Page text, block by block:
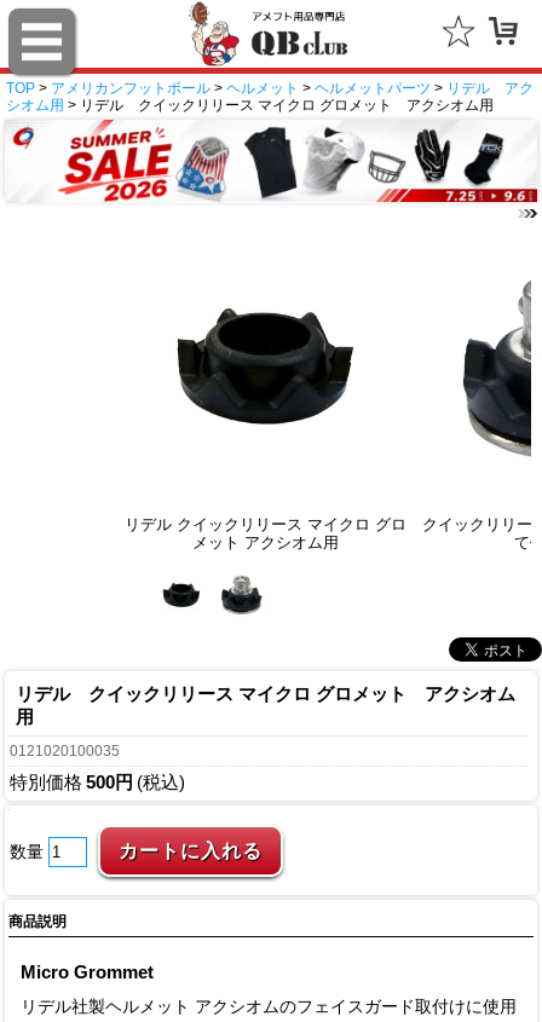
TOP > アメリカンフットボール > ヘルメット > ヘルメットパーツ > リデル アク
シオム用 > リデル クイックリリース マイクロ グロメット アクシオム用
リデル クイックリリース マイクロ グロ
メット アクシオム用
クイックリリー
て
リデル クイックリリース マイクロ グロメット アクシオム
用
0121020100035
特別価格 500円 (税込)
数量
商品説明
Micro Grommet
リデル社製ヘルメット アクシオムのフェイスガード取付けに使用